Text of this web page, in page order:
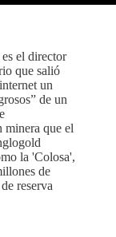
el director
que salió
un
de un
minera que el
la 'Colosa',
de
reserva